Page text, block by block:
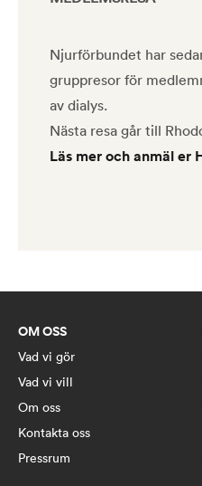
Njurförbundet har
gruppresor för
av dialys.
Nästa resa går till
Läs mer och anmäl er
OM OSS
Vad vi gör
Vad vi vill
Om oss
Kontakta oss
Pressrum